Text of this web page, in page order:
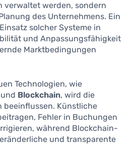
verwaltet werden, sondern
des Unternehmens. Ein
solcher Systeme in
und Anpassungsfähigkeit
Marktbedingungen
Technologien, wie
und Blockchain, wird die
Künstliche
Fehler in Buchungen
während Blockchain-
und transparente